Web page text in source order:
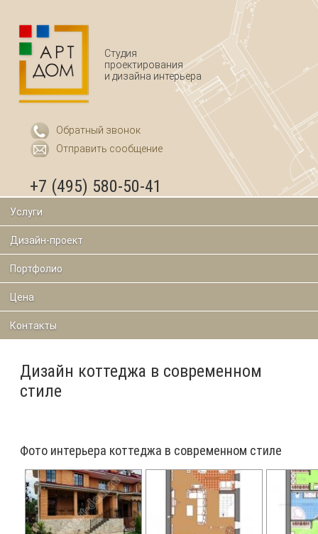
Студия
проектирования
и дизайна интерьера
Обратный звонок
Отправить сообщение
+7 (495) 580-50-41
Услуги
Дизайн-проект
Портфолио
Цена
Контакты
Дизайн коттеджа в современном
стиле
Фото интерьера коттеджа в современном стиле